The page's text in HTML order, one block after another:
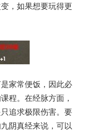
，如果想要玩得更
家常便饭，因此必
程。在经脉方面，
追求极限伤害。要
阴真经来说，可以